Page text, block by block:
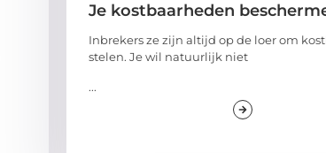
Je kostbaarheden
Inbrekers ze zijn altijd op de loer om
stelen. Je wil natuurlijk niet
...